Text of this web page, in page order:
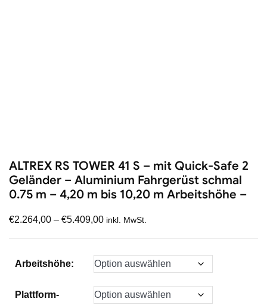
ALTREX RS TOWER 41 S – mit Quick-Safe 2
Geländer – Aluminium Fahrgerüst schmal
0.75 m – 4,20 m bis 10,20 m Arbeitshöhe –
€2.264,00 – €5.409,00 inkl. MwSt.
Arbeitshöhe:
Plattform-